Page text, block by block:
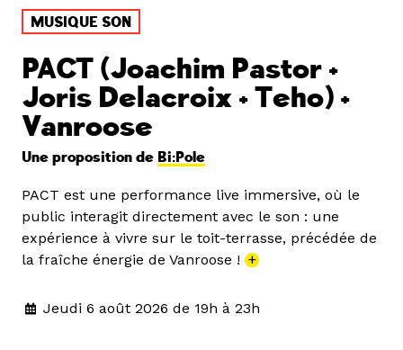
MUSIQUE SON
PACT (Joachim Pastor +
Joris Delacroix + Teho) +
Vanroose
Une proposition de Bi:Pole
PACT est une performance live immersive, où le
public interagit directement avec le son : une
expérience à vivre sur le toit-terrasse, précédée de
la fraîche énergie de Vanroose ! +
Jeudi 6 août 2026 de 19h à 23h